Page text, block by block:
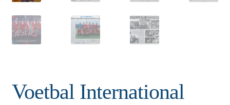
Voetbal International